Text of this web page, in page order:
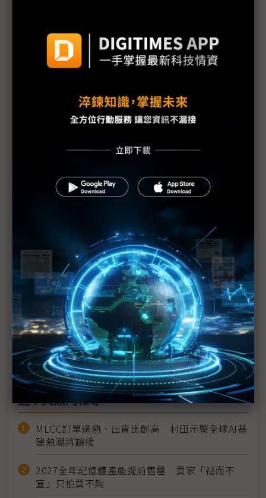
MWC由5G-A、AI挑大樑 電信業提前6G軍備賽
MWC 2025五大轉變：5G變現不易、脫鉤中國趨勢加
中華電開發法律專用LLM 衛星部署進展顯著
無人機布局衛星通訊 耀登觀察有「重、能、穩」三
MWC 2025不只AI NTN、O-RAN應用同為焦點
華為成長不受美制約 從MWC看2025戰略
遠傳：6G定義已有雛型 AI將成6G原生DNA
台灣大哥大解讀MWC 2025意涵
電信商承擔行動網基設逾8成投資 GSMA籲產業公平
分攤
近７天熱門報導
MLCC訂單過熱、出貨比創高 村田示警全球AI基
建熱潮將趨緩
2027全年記憶體產能提前售罄 買家「祕而不
宣」只怕買不夠